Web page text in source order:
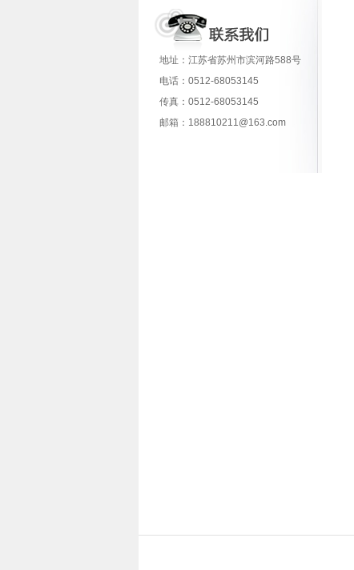
地址：江苏省苏州市滨河路588号
电话：0512-68053145
传真：0512-68053145
邮箱：188810211@163.com